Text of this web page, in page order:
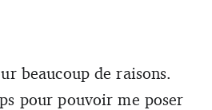
beaucoup de raisons.
pour pouvoir me poser